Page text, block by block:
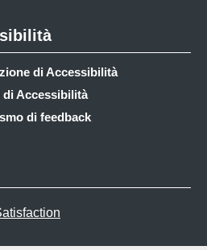
di Accessibilità
Accessibilità
di feedback